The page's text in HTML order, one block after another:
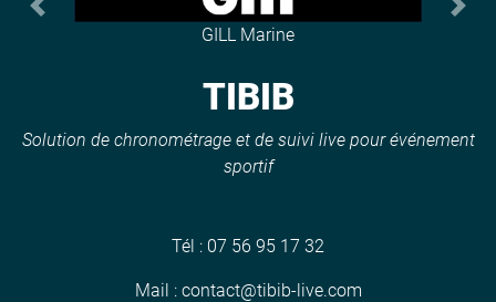
GILL Marine
Previous Next
TIBIB
Solution de chronométrage et de suivi live pour événement
sportif
Tél : 07 56 95 17 32
Mail : contact@tibib-live.com